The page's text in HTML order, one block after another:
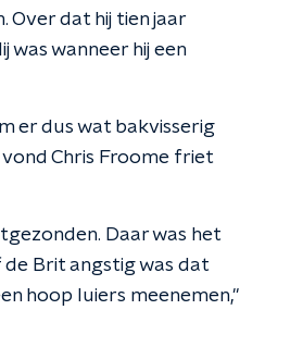
Over dat hij tien jaar
was wanneer hij een
er dus wat bakvisserig
Chris Froome friet
Daar was het
Brit angstig was dat
hoop luiers meenemen,"